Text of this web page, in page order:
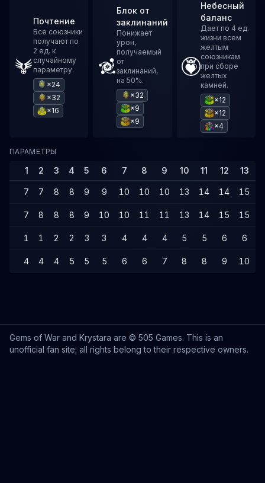
Почтение
Все союзники
получают по
2 ед. к
случайному
параметру.
×24
×32
×16
Блок от
заклинаний
Понижает
урон,
получаемый
от
заклинаний,
на 50%.
×32
×9
×9
Небесный
баланс
Дает по 4 ед.
жизни всем
желтым
союзникам
при сборе
желтых
камней.
×12
×12
×4
ПАРАМЕТРЫ
1 2 3 4 5 6 7 8 9 10 11 12 13
7 7 8 8 9 9 10 10 10 13 14 14 15
7 8 8 8 9 10 10 11 11 13 14 15 15
1 1 2 2 3 3 4 4 4 5 5 6 6
4 4 4 5 5 5 6 6 7 8 8 9 10
Gems of War and Krystara are © 505 Games. This is an
unofficial fan site; all rights belong to their respective owners.